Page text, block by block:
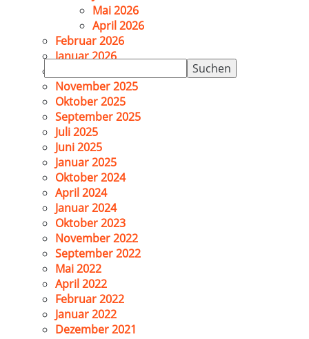
nach:
Mai 2026
April 2026
Februar 2026
Januar 2026
November 2025
Oktober 2025
September 2025
Juli 2025
Juni 2025
Januar 2025
Oktober 2024
April 2024
Januar 2024
Oktober 2023
November 2022
September 2022
Mai 2022
April 2022
Februar 2022
Januar 2022
Dezember 2021